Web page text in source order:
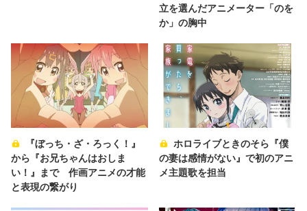
立を選んだアニメーター「のを
か」の胸中
『ぼっち・ざ・ろっく！』
から『お兄ちゃんはおしま
い！』まで 作画アニメの才能
と表現の繋がり
ホロライブときのそら『僕
の妻は感情がない』で初のアニ
メ主題歌を担当